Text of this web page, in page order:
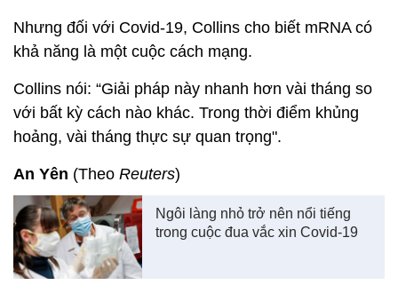
Nhưng đối với Covid-19, Collins cho biết mRNA có
khả năng là một cuộc cách mạng.
Collins nói: “Giải pháp này nhanh hơn vài tháng so
với bất kỳ cách nào khác. Trong thời điểm khủng
hoảng, vài tháng thực sự quan trọng".
An Yên (Theo Reuters)
Ngôi làng nhỏ trở nên nổi tiếng
trong cuộc đua vắc xin Covid-19